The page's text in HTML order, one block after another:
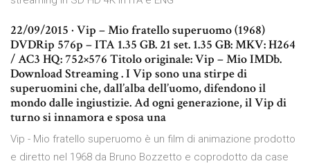
22/09/2015 · Vip – Mio fratello superuomo (1968)
DVDRip 576p – ITA 1.35 GB. 21 set. 1.35 GB: MKV: H264
/ AC3 HQ: 752×576 Titolo originale: Vip – Mio IMDb.
Download Streaming . I Vip sono una stirpe di
superuomini che, dall’alba dell’uomo, difendono il
mondo dalle ingiustizie. Ad ogni generazione, il Vip di
turno si innamora e sposa una
Vip - Mio fratello superuomo è un film di animazione prodotto
e diretto nel 1968 da Bruno Bozzetto e coprodotto da case